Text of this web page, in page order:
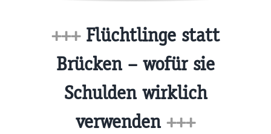
+++Flüchtlinge statt
Brücken – wofür sie
Schulden wirklich
verwenden +++